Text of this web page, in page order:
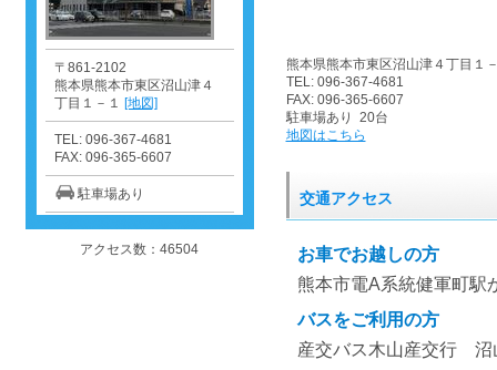
熊本県熊本市東区沼山津４丁目１
TEL: 096-367-4681
FAX: 096-365-6607
駐車場あり 20台
地図はこちら
交通アクセス
お車でお越しの方
熊本市電A系統健軍町駅
バスをご利用の方
産交バス木山産交行
〒861-2102
熊本県熊本市東区沼山津４
丁目１－１ [地図]
TEL: 096-367-4681
FAX: 096-365-6607
駐車場あり
アクセス数：46504